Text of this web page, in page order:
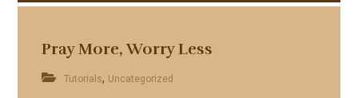
Pray More, Worry Less
Tutorials, Uncategorized